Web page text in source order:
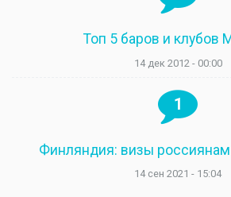
Топ 5 баров и клубов
14 дек 2012 - 00:00
1
Финляндия: визы россиянам
14 сен 2021 - 15:04